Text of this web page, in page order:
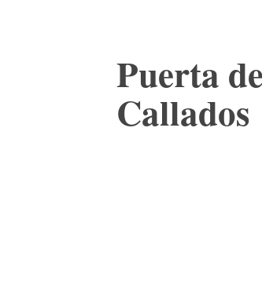
Puerta
Callados